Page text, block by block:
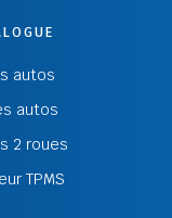
autos
autos
2 roues
TPMS